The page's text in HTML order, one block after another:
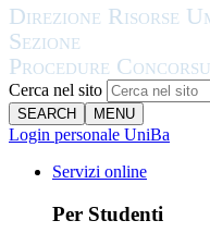
Cerca nel sito
SEARCH MENU
Login personale UniBa
Servizi online
Per Studenti